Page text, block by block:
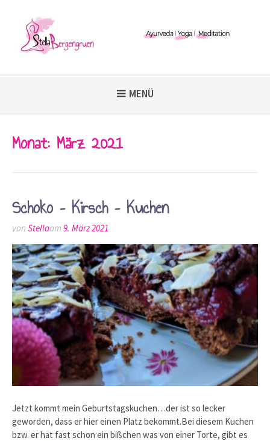
MENÜ
Monat: März 2021
Schoko – Kirsch – Kuchen
von Stellaam 9. März 2021
Jetzt kommt mein Geburtstagskuchen…der ist so lecker
geworden, dass er hier einen Platz bekommt.Bei diesem Kuchen
bzw. er hat fast schon ein bißchen was von einer Torte, gibt es